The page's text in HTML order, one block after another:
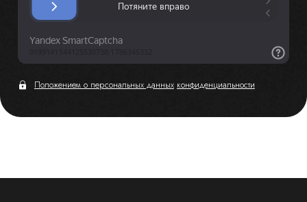
Положением о персональных данных конфиденциальности